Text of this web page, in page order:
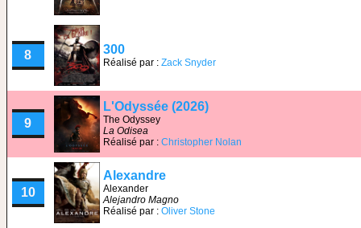
8 300
Réalisé par : Zack Snyder
9
L'Odyssée (2026)
The Odyssey
La Odisea
Réalisé par : Christopher Nolan
10
Alexandre
Alexander
Alejandro Magno
Réalisé par : Oliver Stone